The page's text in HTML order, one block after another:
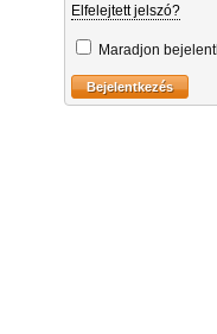
Elfelejtett jelszó?
Maradjon